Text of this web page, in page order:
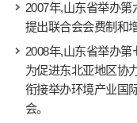
2007年,山东省举办第
提出联合会会费制和
2008年,山东省举办第
为促进东北亚地区协
衔接举办环境产业国
会。